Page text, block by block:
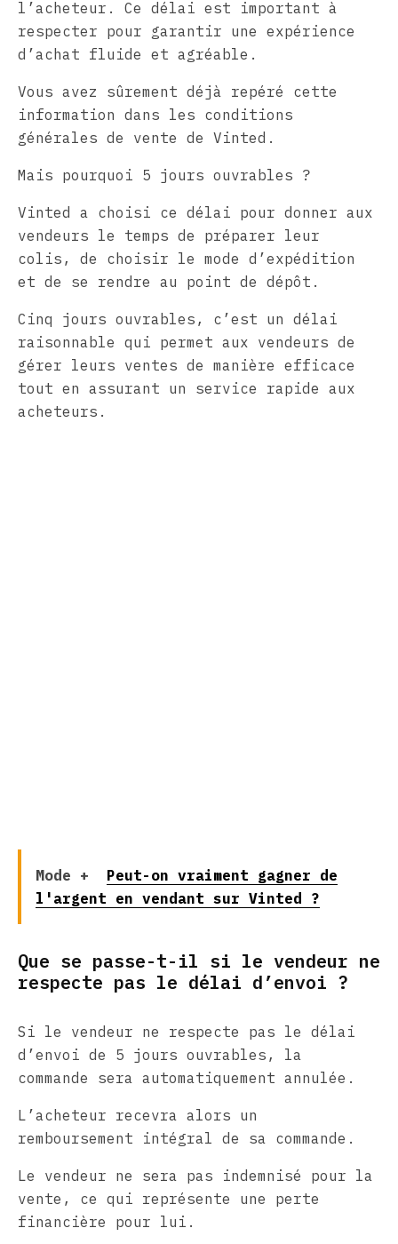
l’acheteur. Ce délai est important à
respecter pour garantir une expérience
d’achat fluide et agréable.
Vous avez sûrement déjà repéré cette
information dans les conditions
générales de vente de Vinted.
Mais pourquoi 5 jours ouvrables ?
Vinted a choisi ce délai pour donner aux
vendeurs le temps de préparer leur
colis, de choisir le mode d’expédition
et de se rendre au point de dépôt.
Cinq jours ouvrables, c’est un délai
raisonnable qui permet aux vendeurs de
gérer leurs ventes de manière efficace
tout en assurant un service rapide aux
acheteurs.
Mode +
Peut-on vraiment gagner de
l'argent en vendant sur Vinted ?
Que se passe-t-il si le vendeur ne
respecte pas le délai d’envoi ?
Si le vendeur ne respecte pas le délai
d’envoi de 5 jours ouvrables, la
commande sera automatiquement annulée.
L’acheteur recevra alors un
remboursement intégral de sa commande.
Le vendeur ne sera pas indemnisé pour la
vente, ce qui représente une perte
financière pour lui.